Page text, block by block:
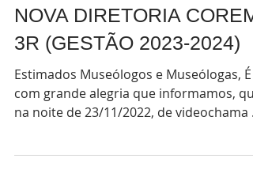
29 de nov. de 2022
NOVA DIRETORIA COREM
3R (GESTÃO 2023-2024)
Estimados Museólogos e Museólogas, É
na noite de 23/11/2022, de videochama